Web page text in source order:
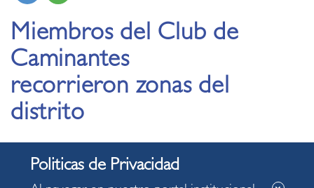
Miembros del Club de
Caminantes
recorrieron zonas del
distrito
09.12.2021